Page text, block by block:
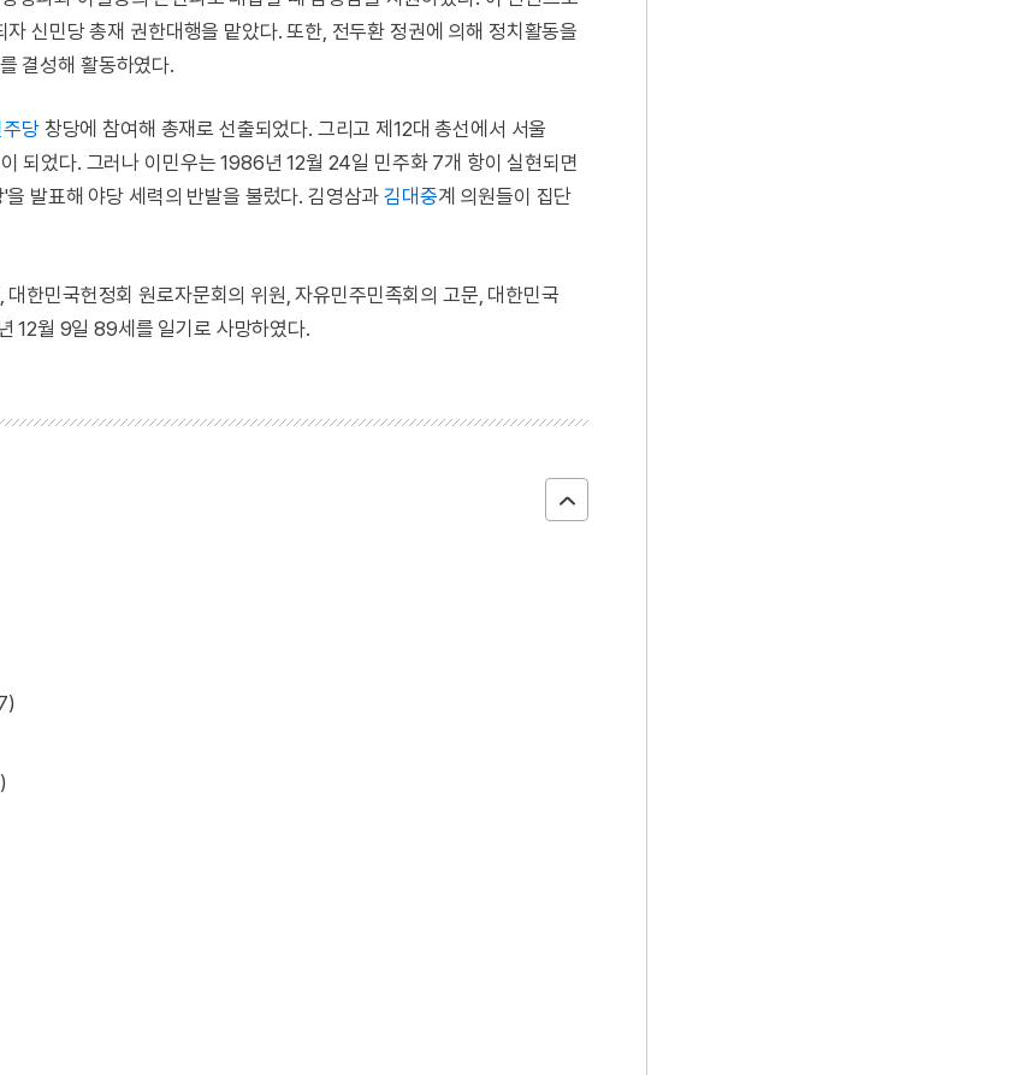
신민당 총재 권한대행을 맡았다. 또한, 전두환 정권에 의해 정치활동을
결성해 활동하였다.
당창당에 참여해 총재로 선출되었다. 그리고 제12대 총선에서 서울
되었다. 그러나 이민우는 1986년 12월 24일 민주화 7개 항이 실현되면
발표해 야당 세력의 반발을 불렀다. 김영삼과김대중계 의원들이 집단
한민국헌정회 원로자문회의 위원, 자유민주민족회의 고문, 대한민국
12월 9일 89세를 일기로 사망하였다.